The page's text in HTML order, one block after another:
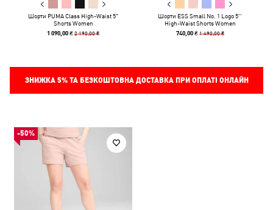
Шорти PUMA Class High-Waist 5"
Shorts Women
1 090,00 ₴2 190,00 ₴
Шорти ESS Small No. 1 Logo 5''
High-Waist Shorts Women
740,00 ₴ 1 490,00 ₴
ЗНИЖКА 5%ТА БЕЗКОШТОВНА ДОСТАВКА ПРИ ОПЛАТІ ОНЛАЙН
-50%